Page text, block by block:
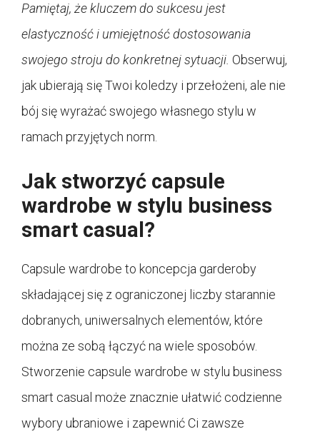
Pamiętaj, że kluczem do sukcesu jest
elastyczność i umiejętność dostosowania
swojego stroju do konkretnej sytuacji. Obserwuj,
jak ubierają się Twoi koledzy i przełożeni, ale nie
bój się wyrażać swojego własnego stylu w
ramach przyjętych norm.
Jak stworzyć capsule
wardrobe w stylu business
smart casual?
Capsule wardrobe to koncepcja garderoby
składającej się z ograniczonej liczby starannie
dobranych, uniwersalnych elementów, które
można ze sobą łączyć na wiele sposobów.
Stworzenie capsule wardrobe w stylu business
smart casual może znacznie ułatwić codzienne
wybory ubraniowe i zapewnić Ci zawsze